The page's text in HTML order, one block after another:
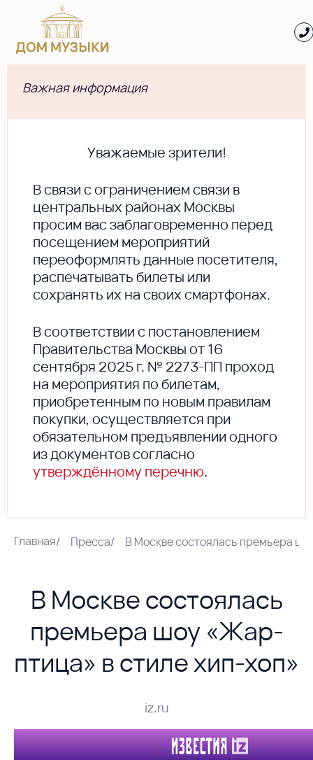
Важная информация
Уважаемые зрители!
В cвязи с ограничением связи в
центральных районах Москвы
просим вас заблаговременно перед
посещением мероприятий
переоформлять данные посетителя,
распечатывать билеты или
сохранять их на своих смартфонах.
В соответствии с постановлением
Правительства Москвы от 16
сентября 2025 г. № 2273-ПП проход
на мероприятия по билетам,
приобретенным по новым правилам
покупки, осуществляется при
обязательном предъявлении одного
из документов согласно
утверждённому перечню.
Главная/ Пресса/ В Москве состоялась премьера
В Москве состоялась
премьера шоу «Жар-
птица» в стиле хип-хоп»
iz.ru